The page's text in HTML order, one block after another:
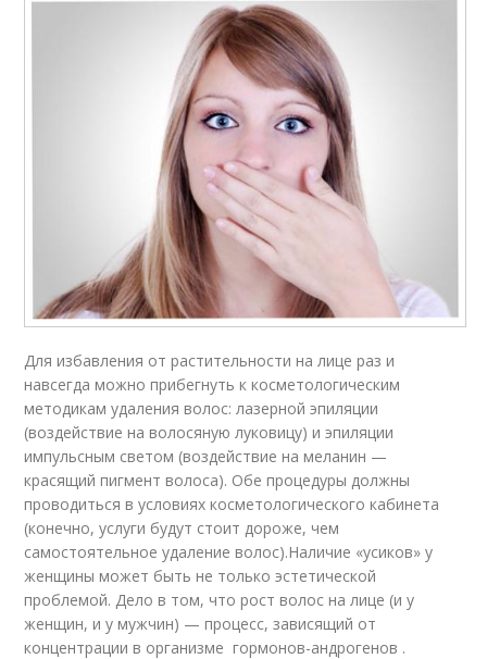
Для избавления от растительности на лице раз и
навсегда можно прибегнуть к косметологическим
методикам удаления волос: лазерной эпиляции
(воздействие на волосяную луковицу) и эпиляции
импульсным светом (воздействие на меланин —
красящий пигмент волоса). Обе процедуры должны
проводиться в условиях косметологического кабинета
(конечно, услуги будут стоит дороже, чем
самостоятельное удаление волос).Наличие «усиков» у
женщины может быть не только эстетической
проблемой. Дело в том, что рост волос на лице (и у
женщин, и у мужчин) — процесс, зависящий от
концентрации в организме гормонов-андрогенов .